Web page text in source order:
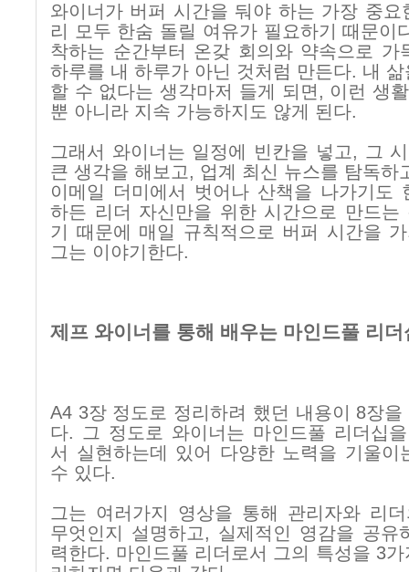
와이너가 버퍼 시간을 둬야 하는 가장 중요
리 모두 한숨 돌릴 여유가 필요하기 때문이
착하는 순간부터 온갖 회의와 약속으로 가
하루를 내 하루가 아닌 것처럼 만든다. 내
할 수 없다는 생각마저 들게 되면 , 이런 생
뿐 아니라 지속 가능하지도 않게 된다.
그래서 와이너는 일정에 빈칸을 넣고 , 그
큰 생각을 해보고 , 업계 최신 뉴스를 탐독하
이메일 더미에서 벗어나 산책을 나가기도
하든 리더 자신만을 위한 시간으로 만드는
기 때문에 매일 규칙적으로 버퍼 시간을
그는 이야기한다.
제프 와이너를 통해 배우는 마인드풀 리더
A4 3장 정도로 정리하려 했던 내용이 8장을
다.
그 정도로 와이너는 마인드풀 리더십
서 실현하는데 있어 다양한 노력을 기울이
수 있다.
그는 여러가지 영상을 통해 관리자와 리
무엇인지 설명하고 , 실제적인 영감을 공유
력한다. 마인드풀 리더로서 그의 특성을 3가